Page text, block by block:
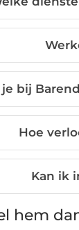
je bij
Hoe
Kan ik
hem